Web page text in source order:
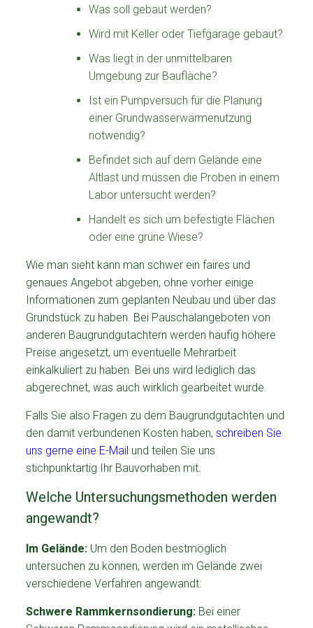
Was soll gebaut werden?
Wird mit Keller oder Tiefgarage gebaut?
Was liegt in der unmittelbaren
Umgebung zur Baufläche?
Ist ein Pumpversuch für die Planung
einer Grundwasserwärmenutzung
notwendig?
Befindet sich auf dem Gelände eine
Altlast und müssen die Proben in einem
Labor untersucht werden?
Handelt es sich um befestigte Flächen
oder eine grüne Wiese?
Wie man sieht kann man schwer ein faires und
genaues Angebot abgeben, ohne vorher einige
Informationen zum geplanten Neubau und über das
Grundstück zu haben. Bei Pauschalangeboten von
anderen Baugrundgutachtern werden häufig höhere
Preise angesetzt, um eventuelle Mehrarbeit
einkalkuliert zu haben. Bei uns wird lediglich das
abgerechnet, was auch wirklich gearbeitet wurde.
Falls Sie also Fragen zu dem Baugrundgutachten und
den damit verbundenen Kosten haben, schreiben Sie
uns gerne eine E-Mail und teilen Sie uns
stichpunktartig Ihr Bauvorhaben mit.
Welche Untersuchungsmethoden werden
angewandt?
Im Gelände: Um den Boden bestmöglich
untersuchen zu können, werden im Gelände zwei
verschiedene Verfahren angewandt:
Schwere Rammkernsondierung:Bei einer